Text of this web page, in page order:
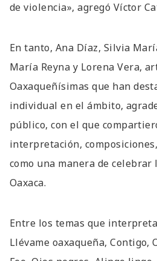
de violencia», agregó Víctor
En tanto, Ana Díaz, Silvia
María Reyna y Lorena Vera,
Oaxaqueñísimas que han
individual en el ámbito,
público, con el que
interpretación,
como una manera de
Oaxaca.
Entre los temas que
Llévame oaxaqueña, Contigo,